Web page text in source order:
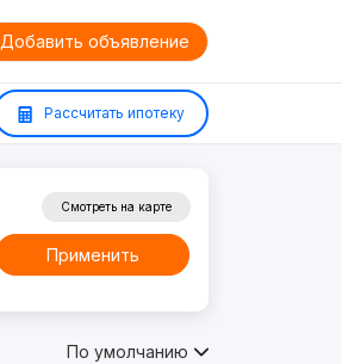
Добавить объявление
Рассчитать ипотеку
Смотреть на карте
Применить
По умолчанию